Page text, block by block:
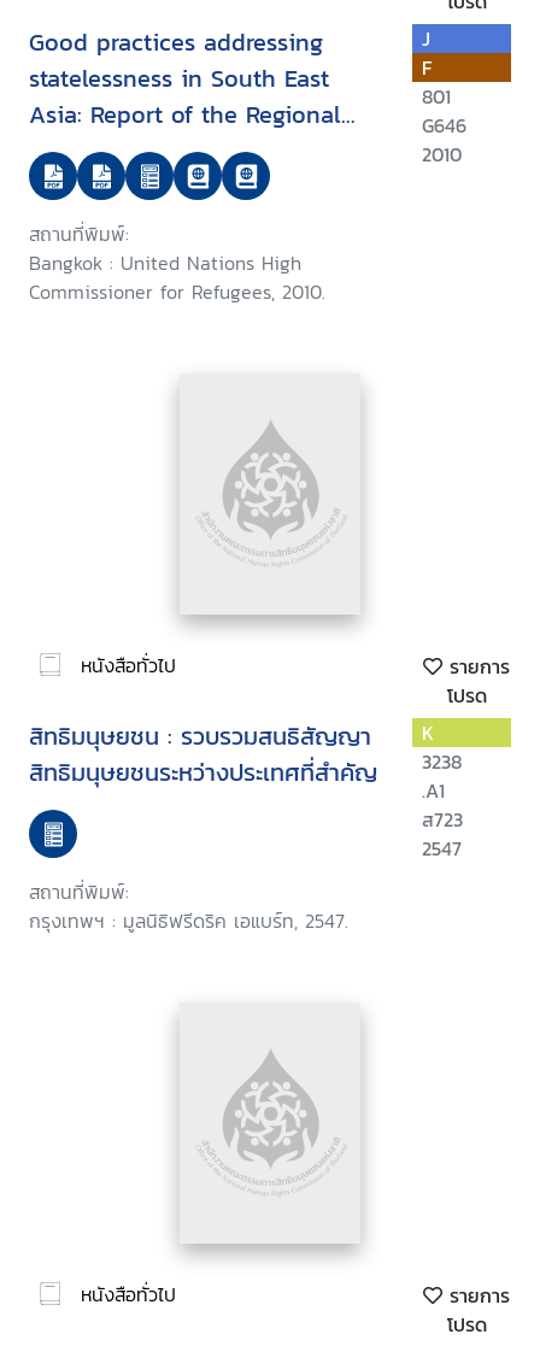
Good practices addressing
statelessness in South East
Asia: Report of the Regional
Expert Roundtable on Good
Practices for the Identification,
Prevention and Reduction of
Statelessness and the
Protection of Stateless Persons
สถานที่พิมพ์:
Bangkok : United Nations High
Commissioner for Refugees, 2010.
J
F
801
G646
2010
หนังสือทั่วไป
รายการ
โปรด
สิทธิมนุษยชน : รวบรวมสนธิสัญญา
สิทธิมนุษยชนระหว่างประเทศที่สำคัญ
สถานที่พิมพ์:
กรุงเทพฯ : มูลนิธิฟรีดริค เอแบร์ท, 2547.
K
3238
.A1
ส723
2547
หนังสือทั่วไป
รายการ
โปรด